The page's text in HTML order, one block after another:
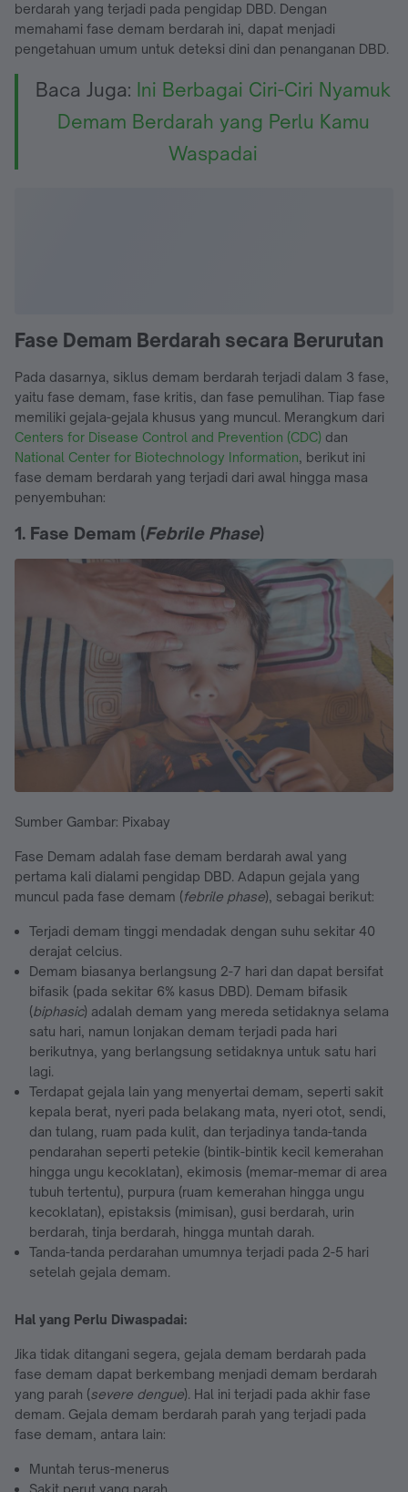
berdarah yang terjadi pada pengidap DBD. Dengan
memahami fase demam berdarah ini, dapat menjadi
pengetahuan umum untuk deteksi dini dan penanganan DBD.
Baca Juga: Ini Berbagai Ciri-Ciri Nyamuk
Demam Berdarah yang Perlu Kamu
Waspadai
Fase Demam Berdarah secara Berurutan
Pada dasarnya, siklus demam berdarah terjadi dalam 3 fase,
yaitu fase demam, fase kritis, dan fase pemulihan. Tiap fase
memiliki gejala-gejala khusus yang muncul. Merangkum dari
Centers for Disease Control and Prevention (CDC) dan
National Center for Biotechnology Information, berikut ini
fase demam berdarah yang terjadi dari awal hingga masa
penyembuhan:
1. Fase Demam (Febrile Phase)
Sumber Gambar: Pixabay
Fase Demam adalah fase demam berdarah awal yang
pertama kali dialami pengidap DBD. Adapun gejala yang
muncul pada fase demam (febrile phase), sebagai berikut:
Terjadi demam tinggi mendadak dengan suhu sekitar 40
derajat celcius.
Demam biasanya berlangsung 2-7 hari dan dapat bersifat
bifasik (pada sekitar 6% kasus DBD). Demam bifasik
(biphasic) adalah demam yang mereda setidaknya selama
satu hari, namun lonjakan demam terjadi pada hari
berikutnya, yang berlangsung setidaknya untuk satu hari
lagi.
Terdapat gejala lain yang menyertai demam, seperti sakit
kepala berat, nyeri pada belakang mata, nyeri otot, sendi,
dan tulang, ruam pada kulit, dan terjadinya tanda-tanda
pendarahan seperti petekie (bintik-bintik kecil kemerahan
hingga ungu kecoklatan), ekimosis (memar-memar di area
tubuh tertentu), purpura (ruam kemerahan hingga ungu
kecoklatan), epistaksis (mimisan), gusi berdarah, urin
berdarah, tinja berdarah, hingga muntah darah.
Tanda-tanda perdarahan umumnya terjadi pada 2-5 hari
setelah gejala demam.
Hal yang Perlu Diwaspadai:
Jika tidak ditangani segera, gejala demam berdarah pada
fase demam dapat berkembang menjadi demam berdarah
yang parah (severe dengue). Hal ini terjadi pada akhir fase
demam. Gejala demam berdarah parah yang terjadi pada
fase demam, antara lain:
Muntah terus-menerus
Sakit perut yang parah